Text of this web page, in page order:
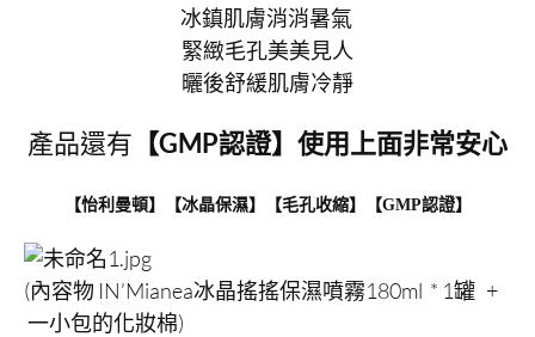
冰鎮肌膚消消暑氣
緊緻毛孔美美見人
曬後舒緩肌膚冷靜
產品還有 【GMP認證】使用上面非常安心
【怡利曼頓】【冰晶保濕】【毛孔收縮】【GMP認證】
(內容物 IN’Mianea冰晶搖搖保濕噴霧180ml * 1罐 +
一小包的化妝棉)